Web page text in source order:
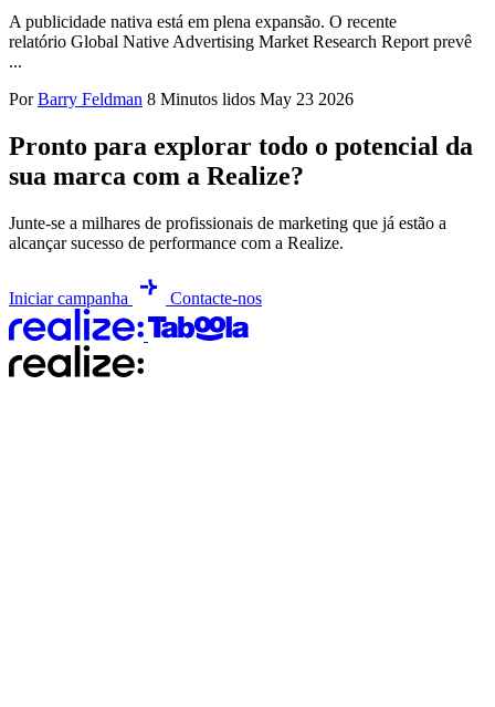
A publicidade nativa está em plena expansão. O recente
relatório Global Native Advertising Market Research Report prevê
...
Por Barry Feldman 8 Minutos lidos May 23 2026
Pronto para explorar todo o potencial da
sua marca com a Realize?
Junte-se a milhares de profissionais de marketing que já estão a
alcançar sucesso de performance com a Realize.
Iniciar campanha Contacte-nos